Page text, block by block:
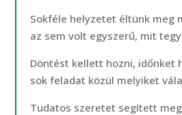
Sokféle helyzetet éltünk meg
az sem volt egyszerű, mit
Döntést kellett hozni, időnket
sok feladat közül melyiket
Tudatos szeretet segített